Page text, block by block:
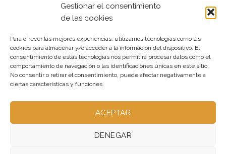
Gestionar el consentimiento
de las cookies
Para ofrecer las mejores experiencias, utilizamos tecnologías como las
cookies para almacenar y/o acceder a la información del dispositivo. El
consentimiento de estas tecnologías nos permitirá procesar datos como el
comportamiento de navegación o las identificaciones únicas en este sitio.
No consentir o retirar el consentimiento, puede afectar negativamente a
ciertas características y funciones.
ACEPTAR
DENEGAR